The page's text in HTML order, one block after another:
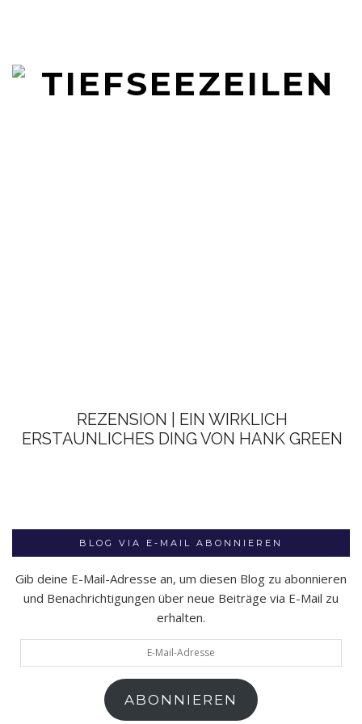
REZENSION | EIN WIRKLICH
ERSTAUNLICHES DING VON HANK GREEN
BLOG VIA E-MAIL ABONNIEREN
Gib deine E-Mail-Adresse an, um diesen Blog zu abonnieren
und Benachrichtigungen über neue Beiträge via E-Mail zu
erhalten.
Mail-
ABONNIEREN